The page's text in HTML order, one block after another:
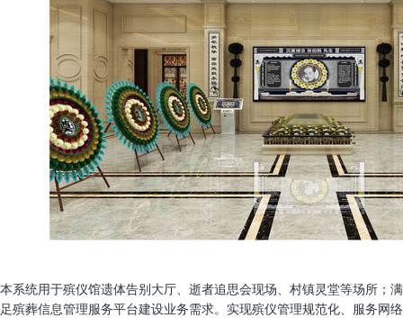
本系统用于殡仪馆遗体告别大厅、逝者追思会现场、村镇灵堂等场所；满
足殡葬信息管理服务平台建设业务需求。实现殡仪管理规范化、服务网络